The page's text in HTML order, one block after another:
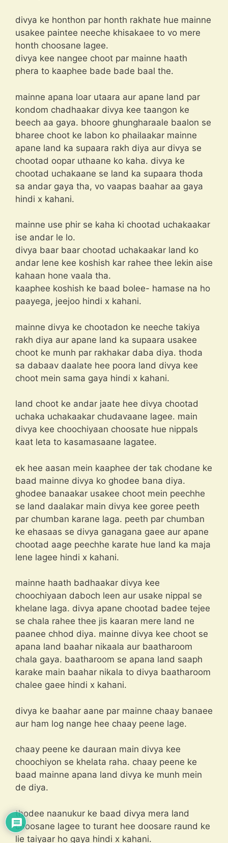
divya ke honthon par honth rakhate hue mainne
usakee paintee neeche khisakaee to vo mere
honth choosane lagee.
divya kee nangee choot par mainne haath
phera to kaaphee bade bade baal the.
mainne apana loar utaara aur apane land par
kondom chadhaakar divya kee taangon ke
beech aa gaya. bhoore ghungharaale baalon se
bharee choot ke labon ko phailaakar mainne
apane land ka supaara rakh diya aur divya se
chootad oopar uthaane ko kaha. divya ke
chootad uchakaane se land ka supaara thoda
sa andar gaya tha, vo vaapas baahar aa gaya
hindi x kahani.
mainne use phir se kaha ki chootad uchakaakar
ise andar le lo.
divya baar baar chootad uchakaakar land ko
andar lene kee koshish kar rahee thee lekin aise
kahaan hone vaala tha.
kaaphee koshish ke baad bolee- hamase na ho
paayega, jeejoo hindi x kahani.
mainne divya ke chootadon ke neeche takiya
rakh diya aur apane land ka supaara usakee
choot ke munh par rakhakar daba diya. thoda
sa dabaav daalate hee poora land divya kee
choot mein sama gaya hindi x kahani.
land choot ke andar jaate hee divya chootad
uchaka uchakaakar chudavaane lagee. main
divya kee choochiyaan choosate hue nippals
kaat leta to kasamasaane lagatee.
ek hee aasan mein kaaphee der tak chodane ke
baad mainne divya ko ghodee bana diya.
ghodee banaakar usakee choot mein peechhe
se land daalakar main divya kee goree peeth
par chumban karane laga. peeth par chumban
ke ehasaas se divya ganagana gaee aur apane
chootad aage peechhe karate hue land ka maja
lene lagee hindi x kahani.
mainne haath badhaakar divya kee
choochiyaan daboch leen aur usake nippal se
khelane laga. divya apane chootad badee tejee
se chala rahee thee jis kaaran mere land ne
paanee chhod diya. mainne divya kee choot se
apana land baahar nikaala aur baatharoom
chala gaya. baatharoom se apana land saaph
karake main baahar nikala to divya baatharoom
chalee gaee hindi x kahani.
divya ke baahar aane par mainne chaay banaee
aur ham log nange hee chaay peene lage.
chaay peene ke dauraan main divya kee
choochiyon se khelata raha. chaay peene ke
baad mainne apana land divya ke munh mein
de diya.
thodee naanukur ke baad divya mera land
choosane lagee to turant hee doosare raund ke
lie taiyaar ho gaya hindi x kahani.